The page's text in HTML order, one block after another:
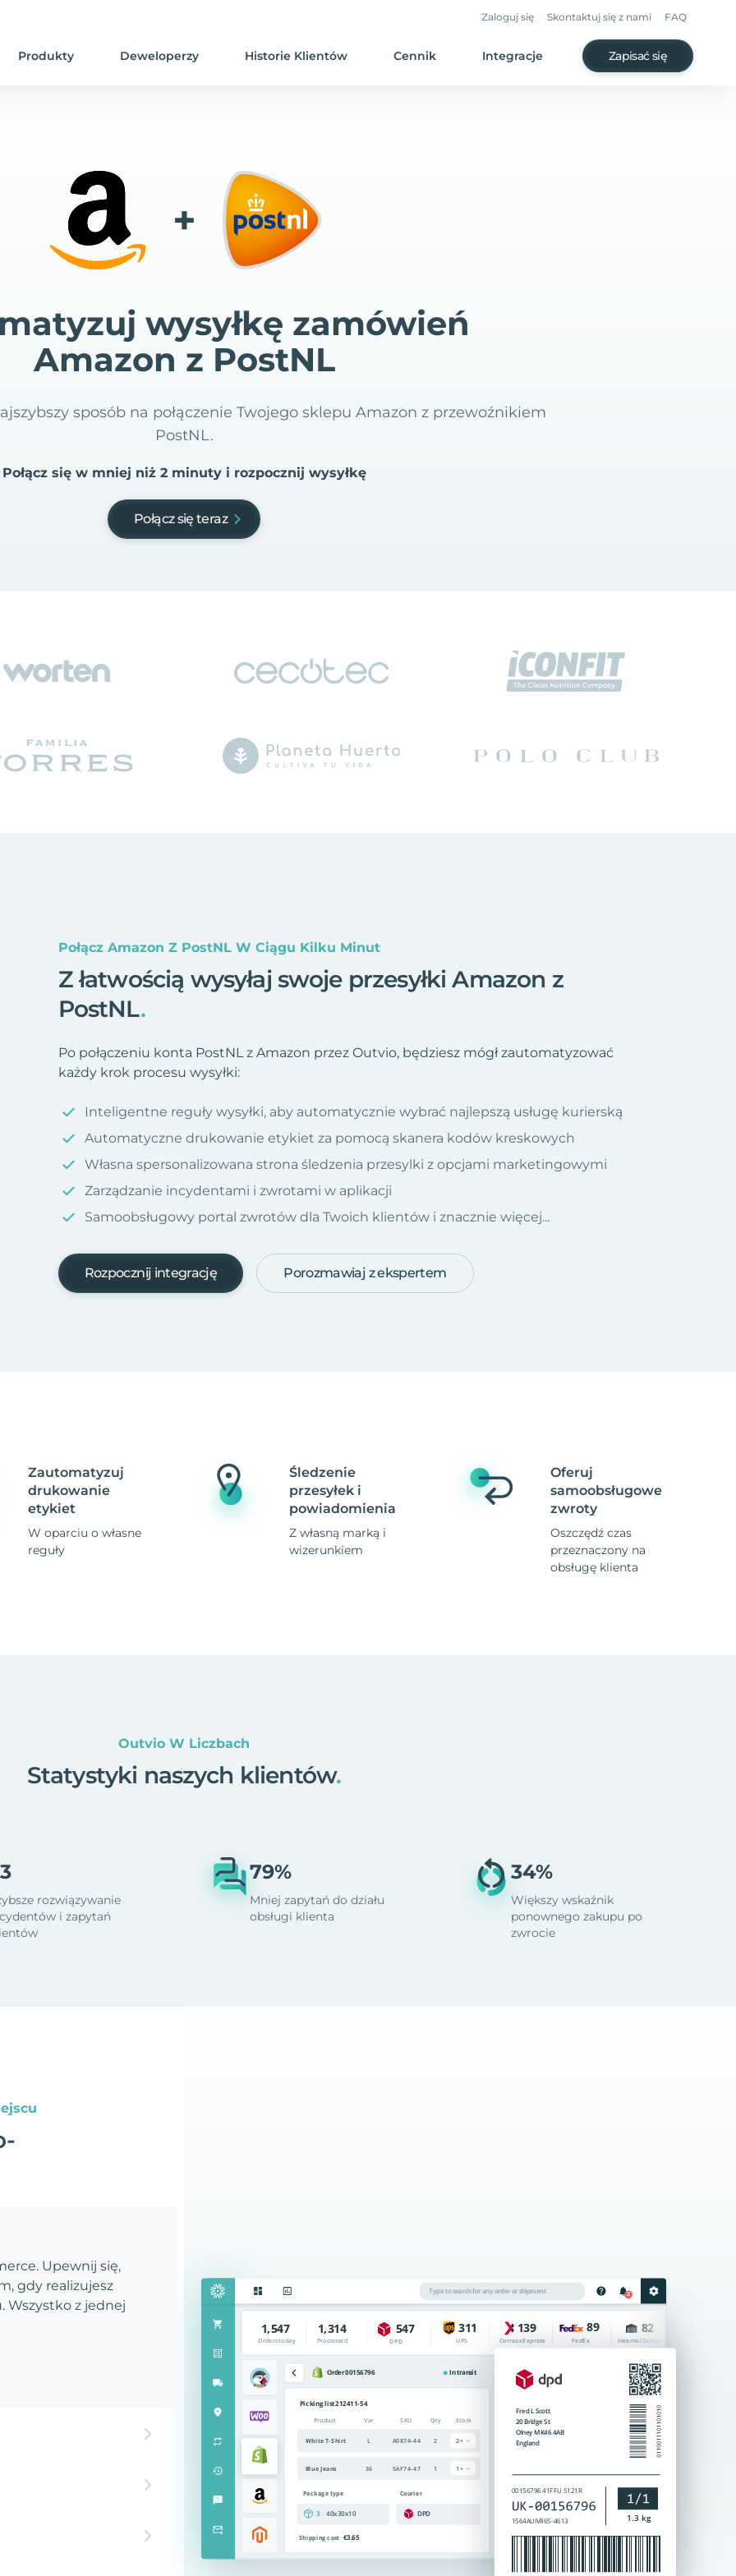
Zaloguj się Skontaktuj się z nami FAQ
Produkty Deweloperzy Historie Klientów Cennik Integracje Zapisać się
+
wysyłkę zamówień
Amazon z PostNL
sposób na połączenie Twojego sklepu Amazon z przewoźnikiem
PostNL.
Połącz się w mniej niż 2 minuty i rozpocznij wysyłkę
Połącz się teraz
Połącz Amazon Z PostNL W Ciągu Kilku Minut
Z łatwością wysyłaj swoje przesyłki Amazon z
PostNL.
Po połączeniu konta PostNL z Amazon przez Outvio, będziesz mógł zautomatyzować
każdy krok procesu wysyłki:
Inteligentne reguły wysyłki, aby automatycznie wybrać najlepszą usługę kurierską
Automatyczne drukowanie etykiet za pomocą skanera kodów kreskowych
Własna spersonalizowana strona śledzenia przesylki z opcjami marketingowymi
Zarządzanie incydentami i zwrotami w aplikacji
Samoobsługowy portal zwrotów dla Twoich klientów i znacznie więcej...
Rozpocznij integrację Porozmawiaj z ekspertem
Zautomatyzuj
drukowanie
etykiet
W oparciu o własne
reguły
Śledzenie
przesyłek i
powiadomienia
Z własną marką i
wizerunkiem
Oferuj
samoobsługowe
zwroty
Oszczędź czas
przeznaczony na
obsługę klienta
Outvio W Liczbach
Statystyki naszych klientów.
rozwiązywanie
i zapytań
79%
Mniej zapytań do działu
obsługi klienta
34%
Większy wskaźnik
ponownego zakupu po
zwrocie
Upewnij się,
gdy realizujesz
Wszystko z jednej